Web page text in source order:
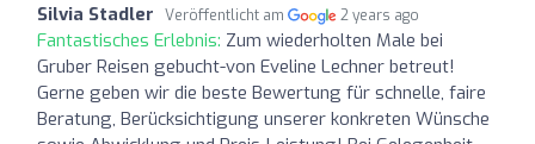
Silvia Stadler Veröffentlicht am 2 years ago
Fantastisches Erlebnis: Zum wiederholten Male bei
Gruber Reisen gebucht-von Eveline Lechner betreut!
Gerne geben wir die beste Bewertung für schnelle, faire
Beratung, Berücksichtigung unserer konkreten Wünsche